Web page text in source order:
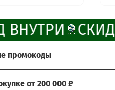
ВНУТРИ
промокоды
от 200 000 ₽